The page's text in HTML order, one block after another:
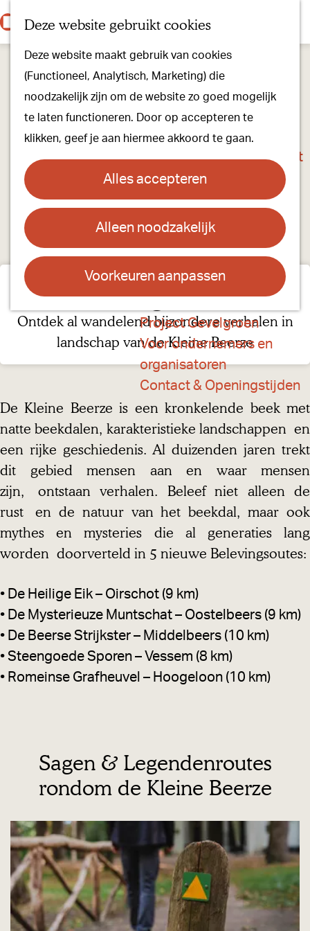
Deze website gebruikt cookies
Deze website maakt gebruik van cookies
(Functioneel, Analytisch, Marketing) die
noodzakelijk zijn om de website zo goed mogelijk
te laten functioneren. Door op accepteren te
klikken, geef je aan hiermee akkoord te gaan.
Alles accepteren
Alleen noodzakelijk
Voorkeuren aanpassen
G
e
K
a
r
t
Z
e
k
e
n
e
n
u
Onze winkels
Kunst & Cultuur
Ons Kloosterpad
Plan je bezoek
Overnachten
Toeristisch Informatiepunt
Groepsactiviteiten
Voor kinderen
Hoe kom je er & Parkeren
Over ons
Onze evenementen
Project Gevelgroen
Voor ondernemers en
organisatoren
Contact & Openingstijden
Belevingsroutes
Ontdek al wandelend bijzondere verhalen in
landschap van de Kleine Beerze
De Kleine Beerze is een kronkelende beek met
natte beekdalen, karakteristieke landschappen en
een rijke geschiedenis. Al duizenden jaren trekt
dit gebied mensen aan en waar mensen
zijn, ontstaan verhalen. Beleef niet alleen de
rust en de natuur van het beekdal, maar ook
mythes en mysteries die al generaties lang
worden doorverteld in 5 nieuwe Belevingsoutes:
• De Heilige Eik – Oirschot (9 km)
• De Mysterieuze Muntschat – Oostelbeers (9 km)
• De Beerse Strijkster – Middelbeers (10 km)
• Steengoede Sporen – Vessem (8 km)
• Romeinse Grafheuvel – Hoogeloon (10 km)
Sagen & Legendenroutes
rondom de Kleine Beerze
R
o
u
t
e